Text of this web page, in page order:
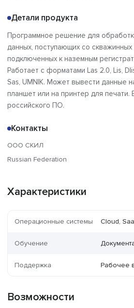
Детали продукта
Программное решение для
данных, поступающих со
подключенных к наземным
Работает с форматами Las 2.0, Lis,
Sas, UMNIK. Может вывести данные
планшет или на принтер для печати.
российского ПО.
Контакты
ООО СКИЛ
Russian Federation
Характеристики
Операционные системы Cloud,
Обучение
Поддержка Рабочее
Возможности